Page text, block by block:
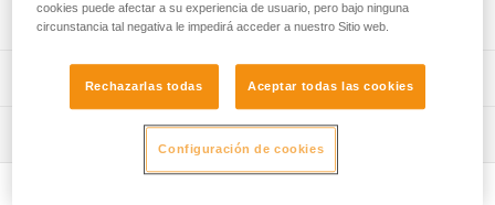
Se utiliza únicamente con un anticaídas deslizante ASAP
o ASAP LOCK para formar un sistema anticaídas.
Absorbedor de energía ultracompacto, resistente y
práctico:
- Permite un seguimiento óptimo de su aparato anticaídas
gracias a su cinta flexible.
- Cinta de desgarro protegida de la abrasión y
proyecciones gracias a su funda de tejido resistente.
Características técnicas
Certificaciones: CE EN 353-2 ou EN 12841 tipo A utilizado
con ASAP o ASAP LOCK, ANSI Z359.13 6 feet, ANSI
359.15 y GB 24537
Materiales: poliamida y poliéster
Información técnica
Declaración de conformidad
Procedimiento de revisión del EPI
cookies puede afectar a su experiencia de usuario, pero bajo ninguna
circunstancia tal negativa le impedirá acceder a nuestro Sitio web.
Rechazarlas todas Aceptar todas las cookies
Configuración de cookies